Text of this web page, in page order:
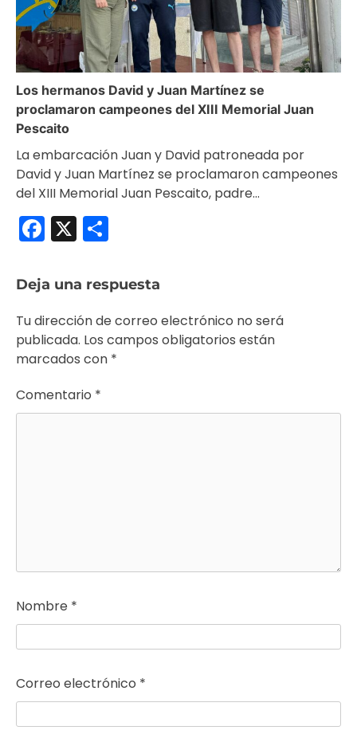
Los hermanos David y Juan Martínez se
proclamaron campeones del XIII Memorial Juan
Pescaito
La embarcación Juan y David patroneada por
David y Juan Martínez se proclamaron campeones
del XIII Memorial Juan Pescaito, padre…
Facebook
X
Deja una respuesta
Tu dirección de correo electrónico no será
publicada. Los campos obligatorios están
marcados con *
Comentario *
Nombre *
Correo electrónico *